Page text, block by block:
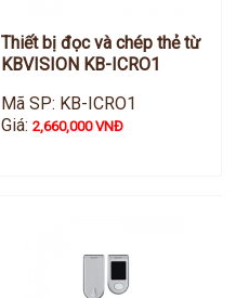
Thiết bị đọc và chép thẻ từ
KBVISION KB-ICRO1
Mã SP: KB-ICRO1
Giá: 2,660,000 VNĐ